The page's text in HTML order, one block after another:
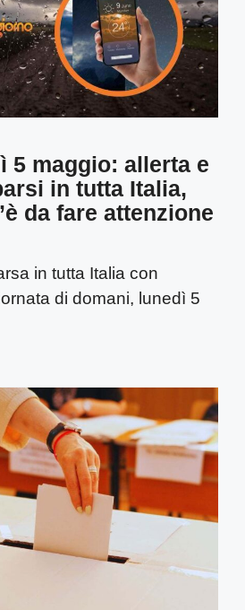
5 maggio: allerta e
in tutta Italia,
da fare attenzione
in tutta Italia con
di domani, lunedì 5